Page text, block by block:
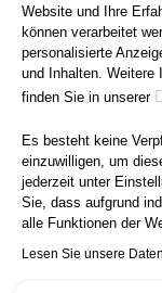
Website und Ihre
können verarbeitet
personalisierte
und Inhalten. Weitere
finden Sie in unserer
Es besteht keine
einzuwilligen, um
jederzeit unter
Sie, dass aufgrund
alle Funktionen der
Lesen Sie unsere